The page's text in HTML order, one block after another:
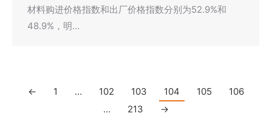
材料购进价格指数和出厂价格指数分别为52.9%和
48.9%，明…
← 1 … 102 103 104 105
106
…
213 →